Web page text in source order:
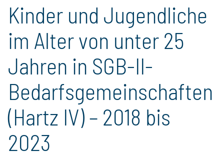
Kinder und Jugendliche
im Alter von unter 25
Jahren in SGB-II-
Bedarfsgemeinschaften
(Hartz IV) – 2018 bis
2023